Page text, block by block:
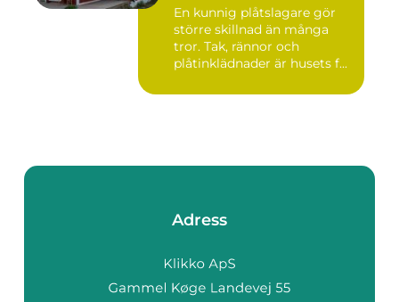
En kunnig plåtslagare gör
större skillnad än många
tror. Tak, rännor och
plåtinklädnader är husets f...
Adress